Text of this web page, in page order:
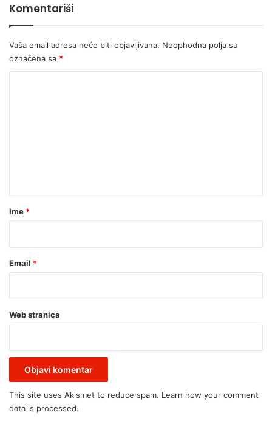
Komentariši
Vaša email adresa neće biti objavljivana. Neophodna polja su
označena sa *
r
Ime *
Email *
Web stranica
This site uses Akismet to reduce spam. Learn how your comment
data is processed.